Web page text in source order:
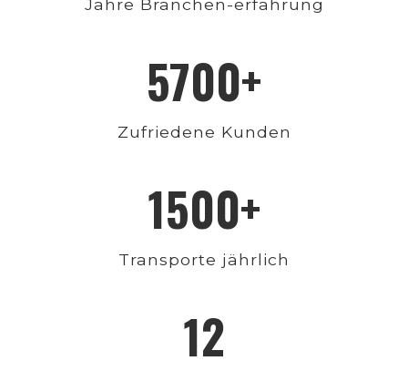
Jahre Branchen-erfahrung
5700+
Zufriedene Kunden
1500+
Transporte jährlich
12